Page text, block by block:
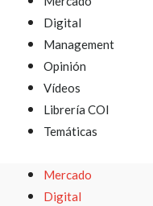
Digital
Management
Opinión
Vídeos
Librería COI
Temáticas
Mercado
Digital